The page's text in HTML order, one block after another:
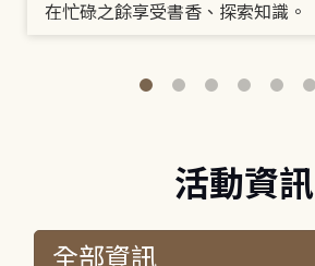
在忙碌之餘享受書香、探索知識。
活動資訊